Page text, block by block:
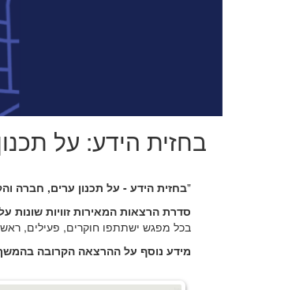
בחזית הידע: על
"בחזית הידע - על תכנון ערים, חברה
סדרת הרצאות המאירות זוויות שונות
בכל מפגש ישתתפו חוקרים, פעילים, ראשי
מידע נוסף על ההרצאה הקרובה